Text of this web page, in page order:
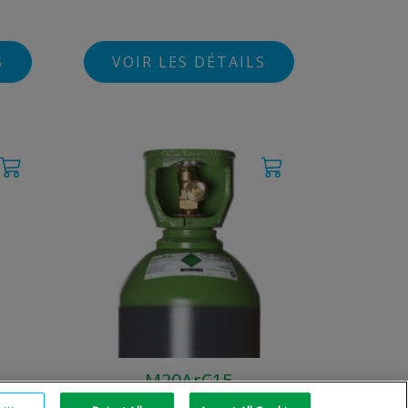
VOIR LES DÉTAILS
M20ArC15